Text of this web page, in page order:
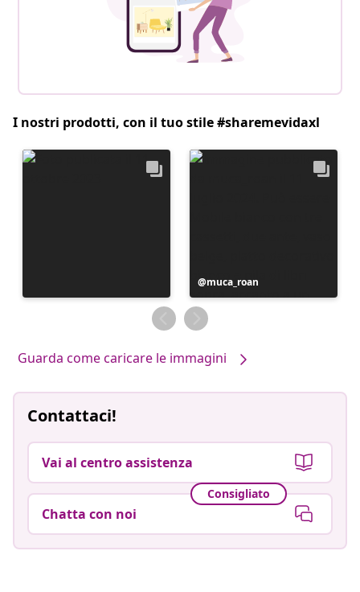
I nostri prodotti, con il tuo stile #sharemevidaxl
Post
pubblicato
da
muca_roan
Guarda come caricare le immagini
Contattaci!
Vai al centro assistenza
Consigliato
Chatta con noi